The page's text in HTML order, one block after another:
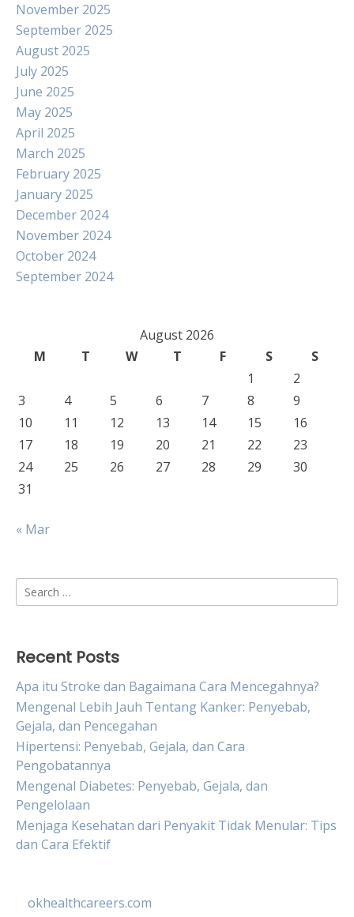
November 2025
September 2025
August 2025
July 2025
June 2025
May 2025
April 2025
March 2025
February 2025
January 2025
December 2024
November 2024
October 2024
September 2024
August 2026
M
T W T F S
S
1
2
3
4 5 6 7 8
9
10
11 12 13 14 15
16
17
18 19 20 21 22
23
24
25 26 27 28 29
30
31
« Mar
Search
for:
Recent Posts
Apa itu Stroke dan Bagaimana Cara Mencegahnya?
Mengenal Lebih Jauh Tentang Kanker: Penyebab,
Gejala, dan Pencegahan
Hipertensi: Penyebab, Gejala, dan Cara
Pengobatannya
Mengenal Diabetes: Penyebab, Gejala, dan
Pengelolaan
Menjaga Kesehatan dari Penyakit Tidak Menular: Tips
dan Cara Efektif
okhealthcareers.com